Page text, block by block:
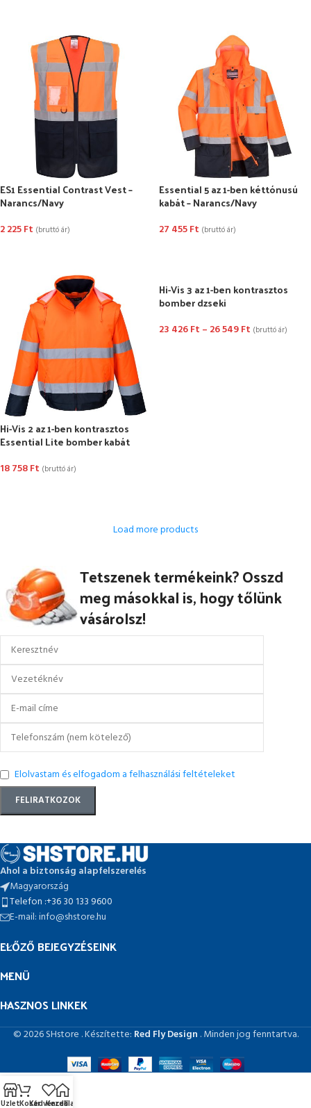
ES1 Essential Contrast Vest –
Narancs/Navy
2 225Ft (bruttó ár)
Essential 5 az 1-ben kéttónusú
kabát – Narancs/Navy
27 455Ft (bruttó ár)
Hi-Vis 2 az 1-ben kontrasztos
Essential Lite bomber kabát
18 758Ft (bruttó ár)
Hi-Vis 3 az 1-ben kontrasztos
bomber dzseki
23 426Ft – 26 549Ft (bruttó ár)
Load more products
Tetszenek termékeink? Osszd
meg másokkal is, hogy tőlünk
vásárolsz!
Elolvastam és elfogadom a felhasználási feltételeket
Ahol a biztonság alapfelszerelés
Magyarország
Telefon :+36 30 133 9600
E-mail: info@shstore.hu
ELŐZŐ BEJEGYZÉSEINK
MENÜ
HASZNOS LINKEK
© 2026 SHstore . Készítette: Red Fly Design . Minden jog fenntartva.
ÜzletKosárKedvencek
Kezdőlap